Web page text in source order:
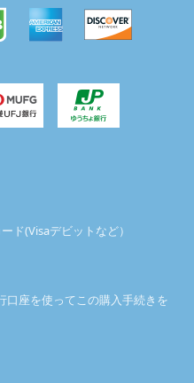
ド(Visaデビットなど）
口座を使ってこの購入手続きを